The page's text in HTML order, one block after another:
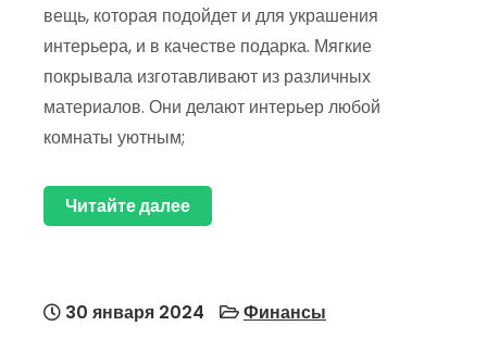
вещь, которая подойдет и для украшения
интерьера, и в качестве подарка. Мягкие
покрывала изготавливают из различных
материалов. Они делают интерьер любой
комнаты уютным;
Читайте далее
30 января 2024 Финансы